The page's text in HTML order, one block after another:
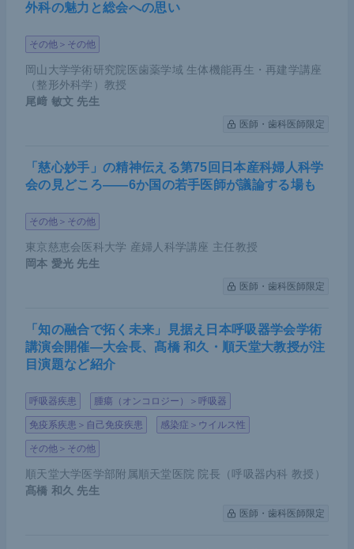
外科の魅力と総会への思い
その他＞その他
岡山大学学術研究院医歯薬学域 生体機能再生・再建学講座
（整形外科学）教授
尾﨑 敏文 先生
医師・歯科医師限定
「慈心妙手」の精神伝える第75回日本産科婦人科学
会の見どころ――6か国の若手医師が議論する場も
その他＞その他
東京慈恵会医科大学 産婦人科学講座 主任教授
岡本 愛光 先生
医師・歯科医師限定
「知の融合で拓く未来」見据え日本呼吸器学会学術
講演会開催―大会長、髙橋 和久・順天堂大教授が注
目演題など紹介
呼吸器疾患 腫瘍（オンコロジー）＞呼吸器
免疫系疾患＞自己免疫疾患 感染症＞ウイルス性
その他＞その他
順天堂大学医学部附属順天堂医院 院長（呼吸器内科 教授）
髙橋 和久 先生
医師・歯科医師限定